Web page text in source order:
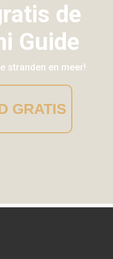
de
Guide
stranden en meer!
GRATIS